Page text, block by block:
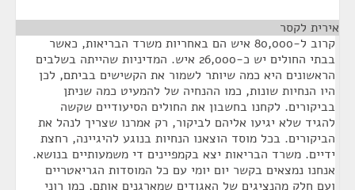
אירית לקסר
קרוב ל-80,000 איש הם באחריות משרד הבריאות, כאשר
בבתי החולים יש כ-26,000 איש. המדיניות שהייתה בשלבים
הראשונים היא כמה שיותר לשמור את הקשישים בביתם, לכן
היו הנחיות שונות, כמו ההנחיה של להמעיט כמה שניתן
בביקורים. לקחנו בחשבון את החולים הסיעודיים שקשה
להגיד שלא יגיעו אליהם לביקור, רק אמרנו שצריך לנהל את
הביקורים. בכל מוסד הוצאנו הנחיות בנוגע להיגיינה, רחצת
ידיים. משרד הבריאות יצא בקמפיינים די משמעותיים בנושא.
אנחנו נמצאים בקשר יום יומי עם כל המוסדות הגריאטריים
ועם חלק מהנציגים של האגודים שמארגנים אותם, כמו רוני